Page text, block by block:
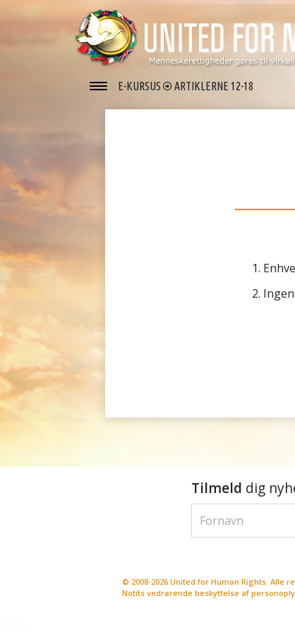
E-KURSUS ARTIKLERNE 12-18
Tilmeld dig
© 2008-2026 United for Human Rights.
Notits vedrørende beskyttelse af